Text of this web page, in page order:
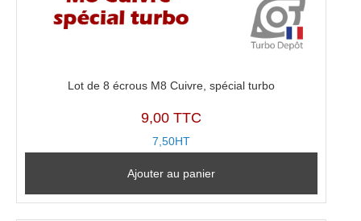
Lot de 8 écrous M8 Cuivre, spécial turbo
9,00 TTC
7,50HT
Ajouter au panier